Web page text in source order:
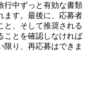
行中ずっと有効な書類
ます。最後に、応募者
と、そして推奨される
ことを確認しなければ
限り、再応募はできま